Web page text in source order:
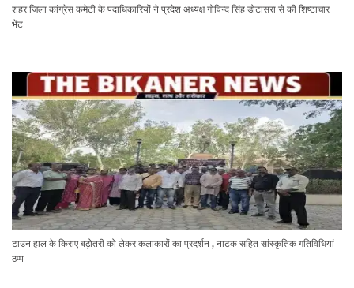
शहर जिला कांग्रेस कमेटी के पदाधिकारियों ने प्रदेश अध्यक्ष गोविन्द सिंह डोटासरा से की शिष्टाचार
भेंट
टाउन हाल के किराए बढ़ोतरी को लेकर कलाकारों का प्रदर्शन , नाटक सहित सांस्कृतिक गतिविधियां
ठप्प